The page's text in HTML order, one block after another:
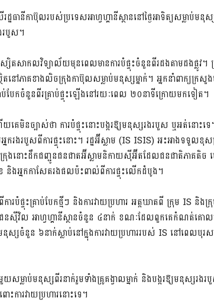
ដ្ឋធានីកាប៊ុលរបស់ប្រទេសអាហ្វហ្គានីស្ថាននៅថ្ងៃអាទិត្យសម្លាប់ម
របួស។
សាកលវិទ្យាល័យមុនពេលមានការបំផ្ទុះចំនួនពីរដងតាមដងផ្លូវ។
ៅភាគខាងលិចក្រុងកាប៊ុលសម្លាប់មនុស្សម្នាក់។ អ្នកនាំពាក្យក្រសួង
កចំនួនពីរគ្រាប់ផ្ទុះឡើងនៅរយៈពេល ២០នាទីក្រោយមកទៀត។
គេមិនច្បាស់ថា ការបំផ្ទុះនោះបង្ករឱ្យមនុស្សរងរបួស ឬអត់នោះទ
រងរបួសពីការផ្ទុះនោះ។ រដ្ឋអ៊ីស្លាម (IS ISIS) អះអាងទទួលខុស
រុងនោះដឹកជញ្ជូនជនជាតអ៊ីស្លាមនិកាយស៊ីអ៊ីតដែលជនជាតិភាគតិច
និងអ្នកកាសែតរងផលប៉ះពាល់ពីការផ្ទុះលើកដំបូង។
ពីការបំផ្ទុះគ្រាប់បែកថ្មីៗ និងការវាយប្រហារ អត្តឃាតពី ក្រុម IS និង
លាប់ជនស៊ីវិល អាហ្វហ្គានីស្ថានចំនួន ៤នាក់ ខណៈដែលពួកគេកំណត់គ
សចំនួន ៦នាក់ស្លាប់នៅក្នុងការវាយប្រហាររបស់ IS នៅពេលបុរសម្
យសម្លាប់មនុស្សពីរនាក់រួមទាំងគ្រូគង្វាលម្នាក់ និងបង្ករឱ្យមនុស្សរ
ការវាយប្រហារនោះទេ។